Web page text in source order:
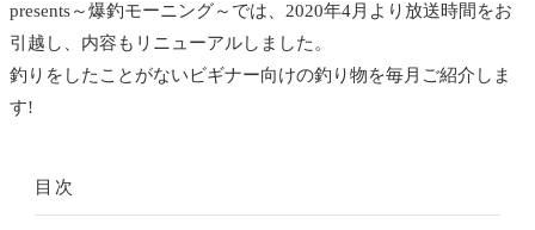
presents～爆釣モーニング～では、2020年4月より放送時間をお
引越し、内容もリニューアルしました。
釣りをしたことがないビギナー向けの釣り物を毎月ご紹介しま
す!
目次